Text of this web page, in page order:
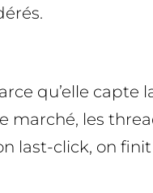
qu’elle capte
marché, les
last-click, on